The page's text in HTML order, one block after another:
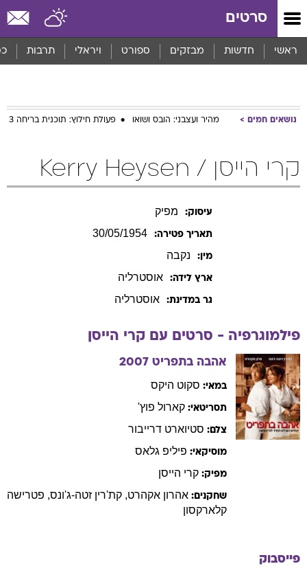
סרטים
ראשי חדשות מבזקים ספורט ויראלי תרבות
נושאים חמים מהיר ועצבני: הובס ושואו פעולת חילוץ: תוכנית בריחה 3
קרי הייסן / Kerry Heysen
עיסוק: מפיק
תאריך פטירה: 30/05/1954
מין: נקבה
ארץ לידה: אוסטרליה
גר במדינת: אוסטרליה
פילמוגרפיה - סרטים עם קרי הייסן
אהבה בתפריט 2007
במאי: סקוט היקס
תסריטאי: קארול פוץ'
צלם: סטיוארט דרייבור
מוסיקאי: פיליפ גלאס
מפיק: קרי הייסן
שחקנים: אהרון אקהרט, קת'רין זטה-ג'ונס, פטרישה
קלארקסון
פייסבוק